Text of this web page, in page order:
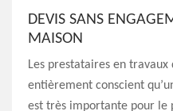
DEVIS SANS
MAISON
Les prestataires en
entièrement conscient
est très importante pour le